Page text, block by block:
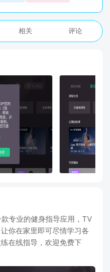
相关 评论
专业的健身指导应用，TV
你在家里即可尽情学习各
在线指导，欢迎免费下